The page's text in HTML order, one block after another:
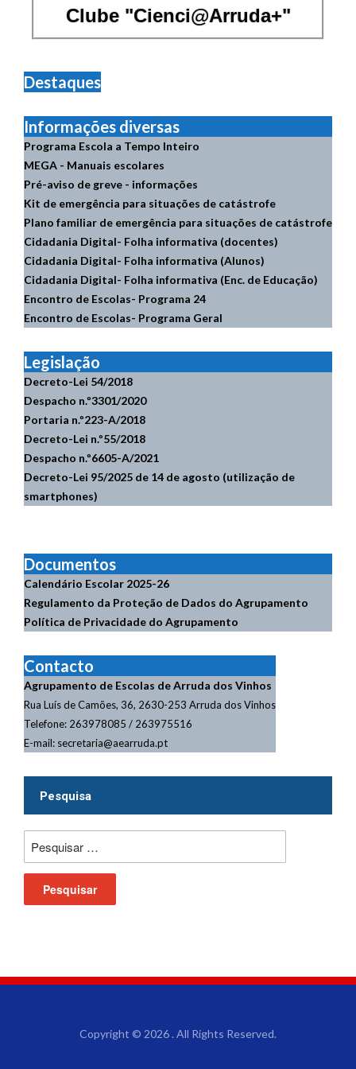
Clube "Cienci@Arruda+"
Destaques
Informações diversas
Programa Escola a Tempo Inteiro
MEGA - Manuais escolares
Pré-aviso de greve - informações
Kit de emergência para situações de catástrofe
Plano familiar de emergência para situações de catástrofe
Cidadania Digital- Folha informativa (docentes)
Cidadania Digital- Folha informativa (Alunos)
Cidadania Digital- Folha informativa (Enc. de Educação)
Encontro de Escolas- Programa 24
Encontro de Escolas- Programa Geral
Legislação
Decreto-Lei 54/2018
Despacho n.º3301/2020
Portaria n.º223-A/2018
Decreto-Lei n.º55/2018
Despacho n.º6605-A/2021
Decreto-Lei 95/2025 de 14 de agosto (utilização de
smartphones)
Documentos
Calendário Escolar 2025-26
Regulamento da Proteção de Dados do Agrupamento
Política de Privacidade do Agrupamento
Contacto
Agrupamento de Escolas de Arruda dos Vinhos
Rua Luís de Camões, 36, 2630-253 Arruda dos Vinhos
Telefone: 263978085 / 263975516
E-mail: secretaria@aearruda.pt
Pesquisa
Copyright © 2026 . All Rights Reserved.